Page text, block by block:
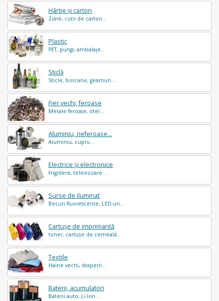
Hârtie și carton
Ziare, cutii de carton...
Plastic
PET, pungi, ambalaje...
Sticlă
Sticle, borcane, geamuri...
Fier vechi, feroase
Metale feroase, otel...
Aluminiu, neferoase...
Aluminiu, cupru...
Electrice și electronice
Frigidere, televizoare...
Surse de iluminat
Becuri fluorescente, LED-uri...
Cartușe de imprimantă
toner, cartușe de cerneală...
Textile
Haine vechi, draperii...
Baterii, acumulatori
Baterii auto, Li-Ion...